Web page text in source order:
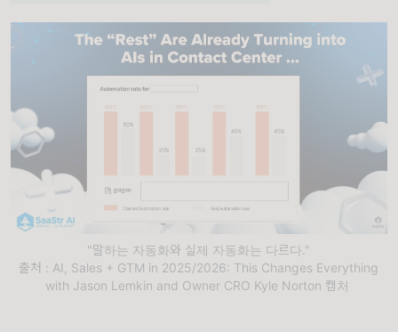
"말하는 자동화와 실제 자동화는 다르다."
출처 : AI, Sales + GTM in 2025/2026: This Changes Everything
with Jason Lemkin and Owner CRO Kyle Norton 캡처